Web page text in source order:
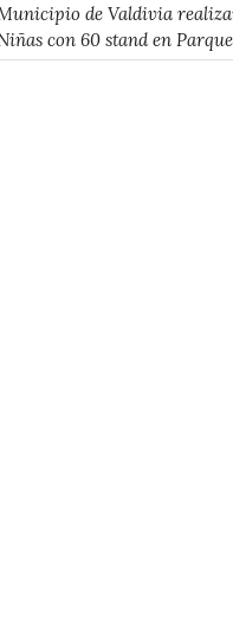
de Valdivia
con 60 stand en